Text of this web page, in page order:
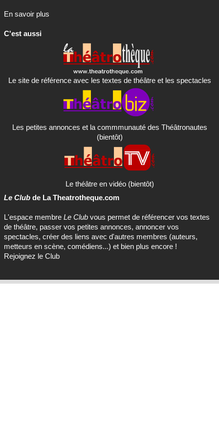
En savoir plus
C'est aussi
Le site de référence avec les textes de théâtre et les spectacles
Les petites annonces et la commmunauté des Théâtronautes
(bientôt)
Le théâtre en vidéo (bientôt)
Le Club de La Theatrotheque.com
L'espace membre Le Club vous permet de référencer vos textes
de théâtre, passer vos petites annonces, annoncer vos
spectacles, créer des liens avec d'autres membres (auteurs,
metteurs en scène, comédiens...) et bien plus encore !
Rejoignez le Club